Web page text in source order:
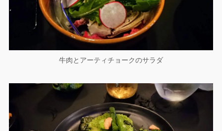
牛肉とアーティチョークのサラダ